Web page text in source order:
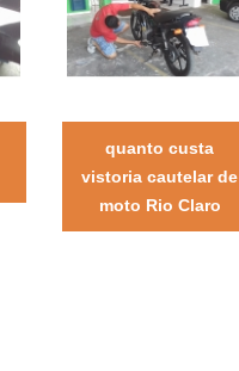
quanto custa
vistoria cautelar de
moto Rio Claro